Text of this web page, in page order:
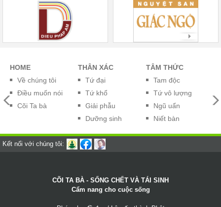
HOME
Về chúng tôi
Điều muốn nói
Cõi Ta bà
THÂN XÁC
Tứ đại
Tứ khổ
Giải phẫu
Dưỡng sinh
TÂM THỨC
Tam độc
Tứ vô lượng
Ngũ uẩn
Niết bàn
Kết nối với chúng tôi:
CÕI TA BÀ - SỐNG CHẾT VÀ TÁI SINH
Cẩm nang cho cuộc sống